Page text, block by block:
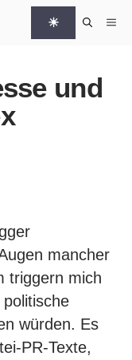
☀
und
mancher
triggern mich
würden. Es
PR-Texte,